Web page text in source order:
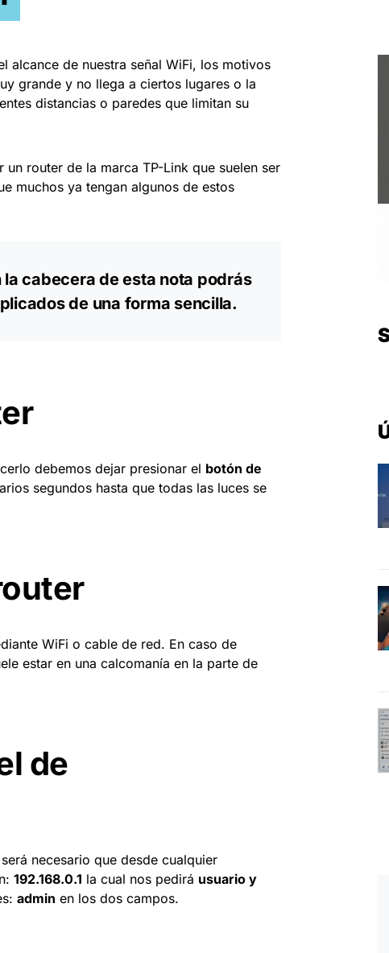
alcance de nuestra señal WiFi, los motivos
grande y no llega a ciertos lugares o la
distancias o paredes que limitan su
router de la marca TP-Link que suelen ser
muchos ya tengan algunos de estos
cabecera de esta nota podrás
de una forma sencilla.
debemos dejar presionar el botón de
segundos hasta que todas las luces se
WiFi o cable de red. En caso de
estar en una calcomanía en la parte de
de
necesario que desde cualquier
192.168.0.1 la cual nos pedirá usuario y
admin en los dos campos.